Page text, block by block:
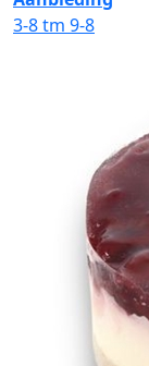
3-8 tm 9-8